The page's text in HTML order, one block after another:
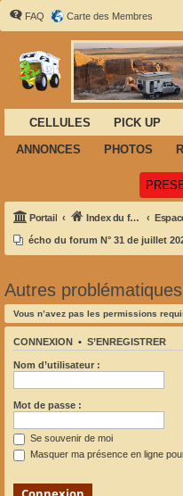
FAQ Carte des Membres
CELLULES PICK UP
ANNONCES
PHOTOS
Portail Index du forum
écho du forum N° 31 de juillet
Autres problématiques
Vous n’avez pas les permissions
CONNEXION • S’ENREGISTRER
Nom d’utilisateur :
Mot de passe :
Se souvenir de moi
Masquer ma présence en ligne